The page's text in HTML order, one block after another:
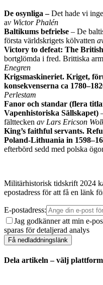
De osynliga –Det hade vi
av Wictor Phalén
Baltikums befrielse – De
första världskrigets kölvatten
Victory to defeat: The
bortglömda i fred. Brittiska
Enegren
Krigsmaskineriet. Kriget,
konsekvenserna ca
Perlestam
Fanor och standar (flera
Vapenhistoriska Sällskapet)
fälttecken av Lars Ericson
King’s faithful servants.
Poland-Lithuania in
efterbörd sedd med polska
Militärhistorisk tidskrift 2024
epostadress för att få en länk
E-postadress:
Jag godkänner att min e-
sparas för detaljerad analys
Dela artikeln – välj